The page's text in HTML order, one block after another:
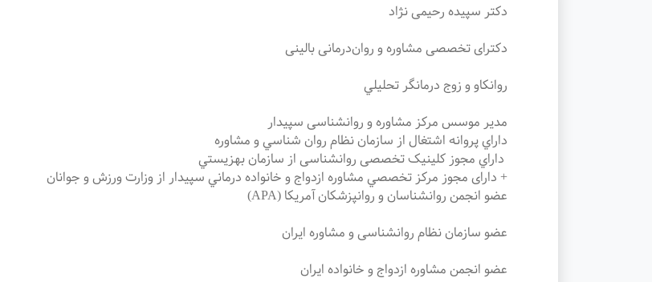
دکتر سپیده رحیمی نژاد
دکترای تخصصی مشاوره و روان‌درمانی بالینی
روانکاو و زوج درمانگر تحليلي
مدیر موسس مرکز مشاوره و روانشناسی سپیدار
داراي پروانه‌ اشتغال از سازمان نظام روان شناسي و مشاوره
داراي مجوز کلینیک تخصصی روانشناسی از سازمان بهزيستي
+ دارای مجوز مرکز تخصصي مشاوره ازدواج و خانواده درماني سپیدار از وزارت ورزش و جوانان
عضو انجمن روانشناسان و روانپزشکان آمریکا (APA)
عضو سازمان نظام روانشناسی و مشاوره ایران
عضو انجمن مشاوره ازدواج و خانواده ایران